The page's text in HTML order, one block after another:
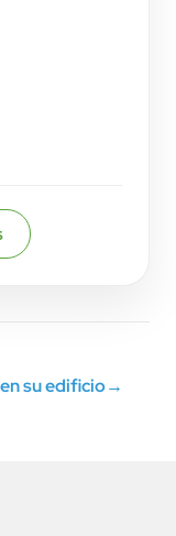
su edificio→